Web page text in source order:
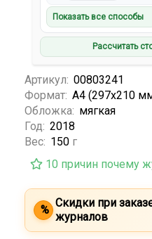
Показать все способы
Рассчитать
Артикул: 00803241
Формат: А4 (297x210
Обложка: мягкая
Год: 2018
Вес: 150 г
10 причин почему
%
Скидки при
журналов